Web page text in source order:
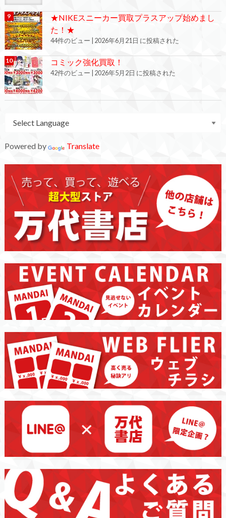
★NIKEスニーカー買取プラスアップ始めまし
た！★
44件のビュー 2026年6月21日 に投稿された
コミック強化買取！
42件のビュー 2026年5月2日 に投稿された
Powered by Translate